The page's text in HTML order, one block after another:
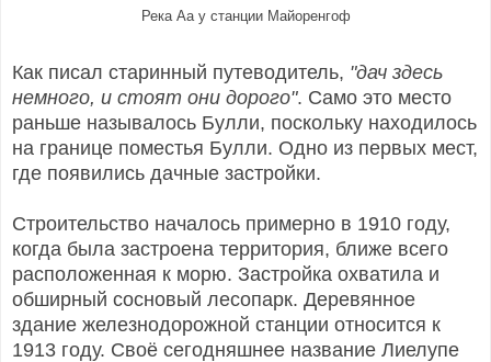
Река Аа у станции Майоренгоф
Как писал старинный путеводитель, "дач здесь
немного, и стоят они дорого". Само это место
раньше называлось Булли, поскольку находилось
на границе поместья Булли. Одно из первых мест,
где появились дачные застройки.
Строительство началось примерно в 1910 году,
когда была застроена территория, ближе всего
расположенная к морю. Застройка охватила и
обширный сосновый лесопарк. Деревянное
здание железнодорожной станции относится к
1913 году. Своё сегодняшнее название Лиелупе